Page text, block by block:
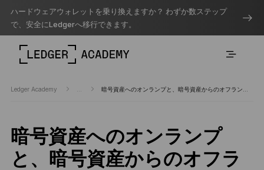
ハードウェアウォレットを乗り換えますか？ わずか数ステップ
で、安全にLedgerへ移行できます。
Ledger Academy
暗号資産へのオンランプ
と、暗号資産からのオフラ